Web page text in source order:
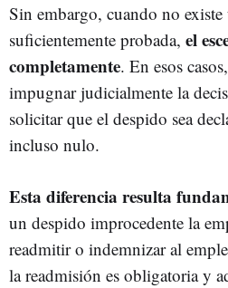
Sin embargo, cuando no existe
suficientemente probada, el
completamente. En esos
impugnar judicialmente la
solicitar que el despido sea
incluso nulo.
Esta diferencia resulta
un despido improcedente la
readmitir o indemnizar al
la readmisión es obligatoria y